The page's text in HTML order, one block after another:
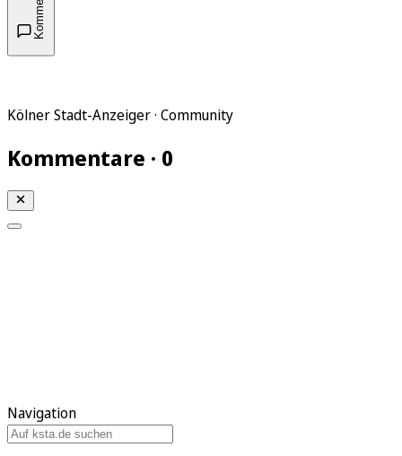
Kölner Stadt-Anzeiger · Community
Kommentare · 0
Navigation